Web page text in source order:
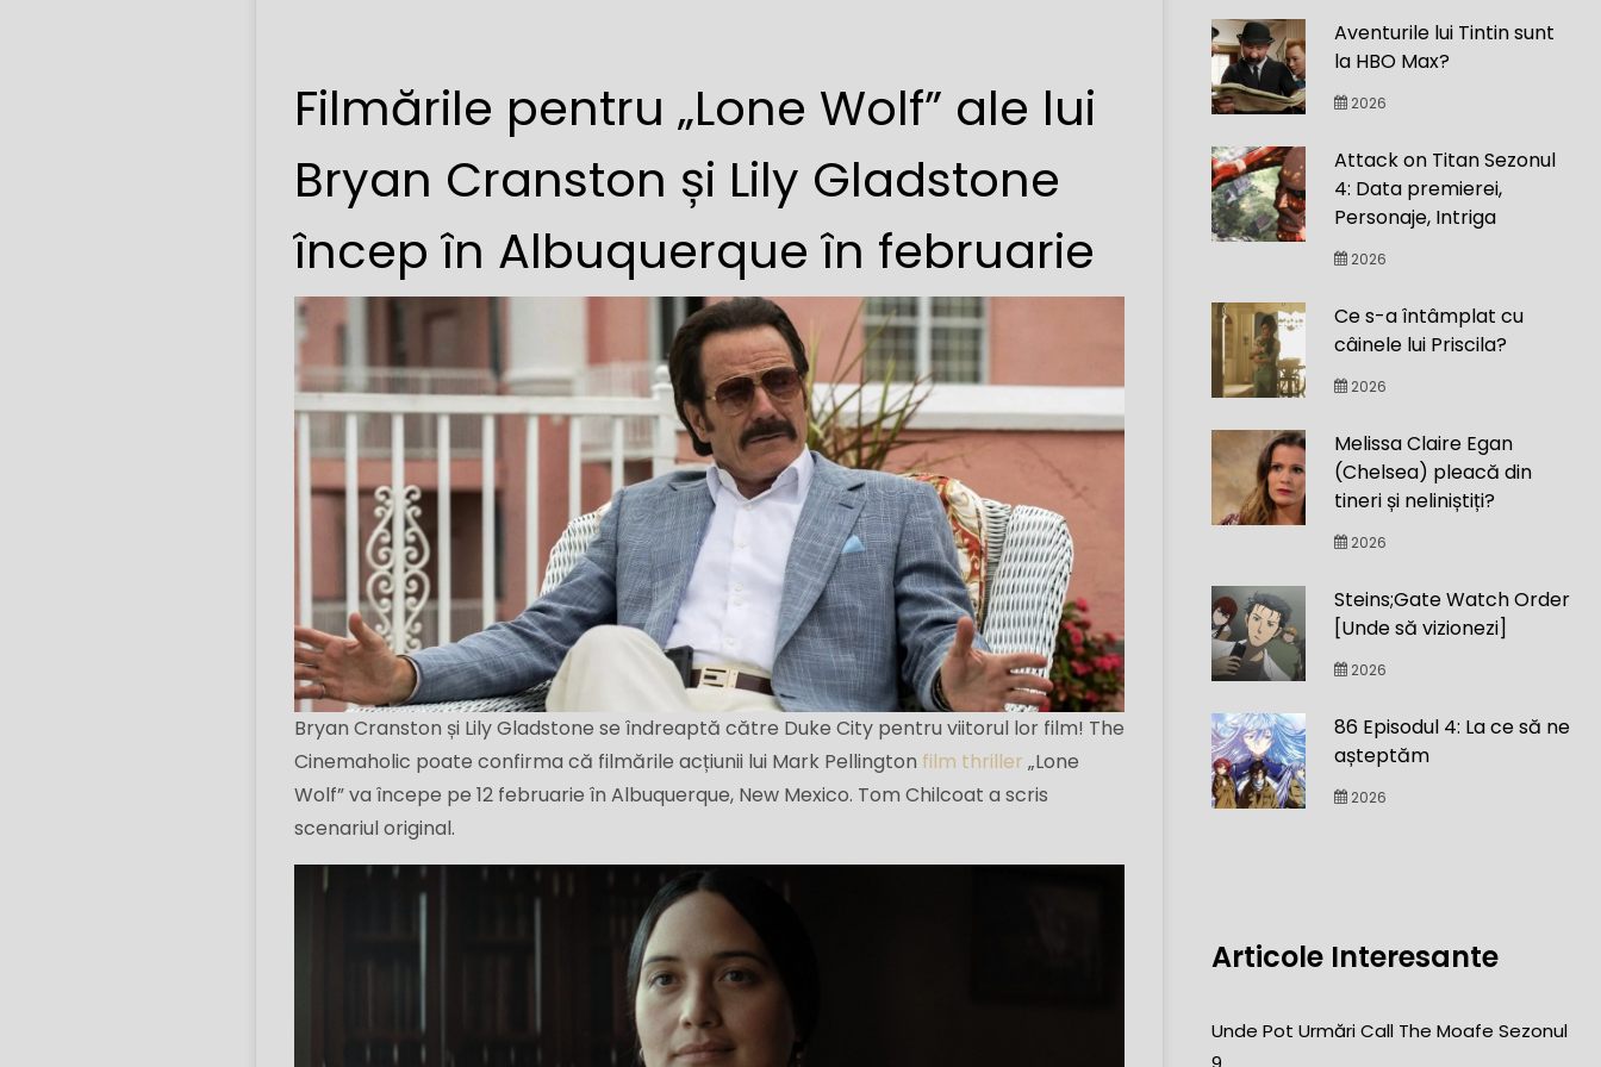
Filmările pentru „Lone Wolf” ale lui
Bryan Cranston și Lily Gladstone
încep în Albuquerque în februarie
Bryan Cranston și Lily Gladstone se îndreaptă către Duke City pentru viitorul lor film! The
Cinemaholic poate confirma că filmările acțiunii lui Mark Pellington film thriller „Lone
Wolf” va începe pe 12 februarie în Albuquerque, New Mexico. Tom Chilcoat a scris
scenariul original.
Aventurile lui Tintin sunt
la HBO Max?
2026
Attack on Titan Sezonul
4: Data premierei,
Personaje, Intriga
2026
Ce s-a întâmplat cu
câinele lui Priscila?
2026
Melissa Claire Egan
(Chelsea) pleacă din
tineri și neliniștiți?
2026
Steins;Gate Watch Order
[Unde să vizionezi]
2026
86 Episodul 4: La ce să ne
așteptăm
2026
Articole Interesante
Unde Pot Urmări Call The Moafe Sezonul